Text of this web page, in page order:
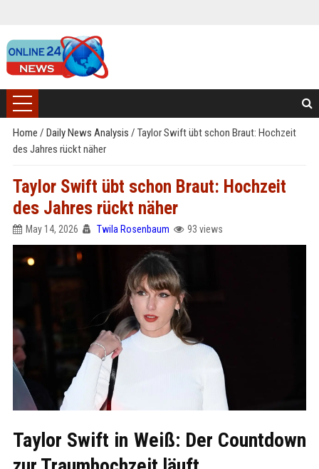
Home / Daily News Analysis / Taylor Swift übt schon Braut: Hochzeit
des Jahres rückt näher
Taylor Swift übt schon Braut: Hochzeit
des Jahres rückt näher
May 14, 2026 Twila Rosenbaum 93 views
Taylor Swift in Weiß: Der Countdown